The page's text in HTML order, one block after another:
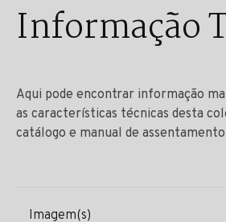
Informação
Aqui pode encontrar informação
as características técnicas desta
catálogo e manual de
Imagem(s)